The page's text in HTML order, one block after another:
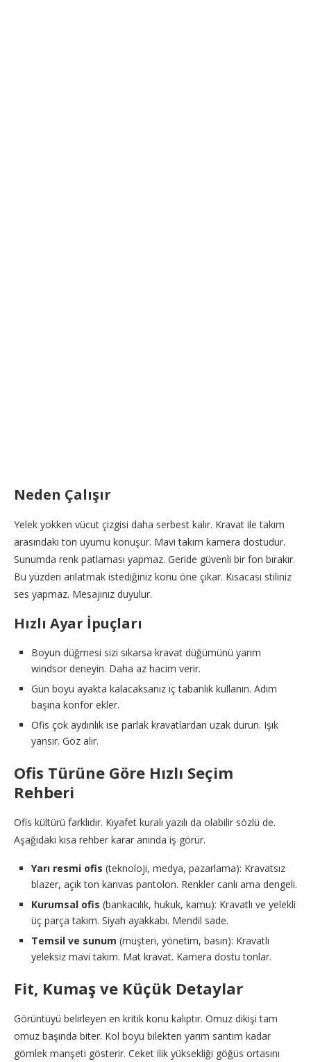
Neden Çalışır
Yelek yokken vücut çizgisi daha serbest kalır. Kravat ile takım
arasındaki ton uyumu konuşur. Mavi takım kamera dostudur.
Sunumda renk patlaması yapmaz. Geride güvenli bir fon bırakır.
Bu yüzden anlatmak istediğiniz konu öne çıkar. Kısacası stiliniz
ses yapmaz. Mesajınız duyulur.
Hızlı Ayar İpuçları
Boyun düğmesi sizi sıkarsa kravat düğümünü yarım
windsor deneyin. Daha az hacim verir.
Gün boyu ayakta kalacaksanız iç tabanlık kullanın. Adım
başına konfor ekler.
Ofis çok aydınlık ise parlak kravatlardan uzak durun. Işık
yansır. Göz alır.
Ofis Türüne Göre Hızlı Seçim
Rehberi
Ofis kültürü farklıdır. Kıyafet kuralı yazılı da olabilir sözlü de.
Aşağıdaki kısa rehber karar anında iş görür.
Yarı resmi ofis (teknoloji, medya, pazarlama): Kravatsız
blazer, açık ton kanvas pantolon. Renkler canlı ama dengeli.
Kurumsal ofis (bankacılık, hukuk, kamu): Kravatlı ve yelekli
üç parça takım. Siyah ayakkabı. Mendil sade.
Temsil ve sunum (müşteri, yönetim, basın): Kravatlı
yeleksiz mavi takım. Mat kravat. Kamera dostu tonlar.
Fit, Kumaş ve Küçük Detaylar
Görüntüyü belirleyen en kritik konu kalıptır. Omuz dikişi tam
omuz başında biter. Kol boyu bilekten yarım santim kadar
gömlek manşeti gösterir. Ceket ilik yüksekliği göğüs ortasını